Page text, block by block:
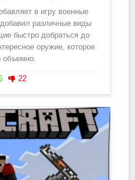
в игру военные
различные виды
быстро добраться до
оружие, которое
объемно.
22